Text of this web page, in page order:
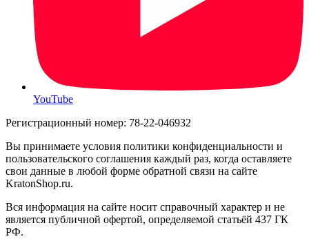
YouTube
Регистрационный номер: 78-22-046932
Вы принимаете условия политики конфиденциальности и
пользовательского соглашения каждый раз, когда оставляете
свои данные в любой форме обратной связи на сайте
KratonShop.ru.
Вся информация на сайте носит справочный характер и не
является публичной офертой, определяемой статьёй 437 ГК
РФ.